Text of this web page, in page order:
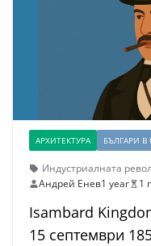
АРХИТЕКТУРА БЪЛГАРИ В
Индустриалната
Андрей Енев1 year 1
Isambard
15 септември